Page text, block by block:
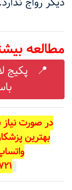
مطالعه
📍 پکیج
در صورت نیاز
بهترین